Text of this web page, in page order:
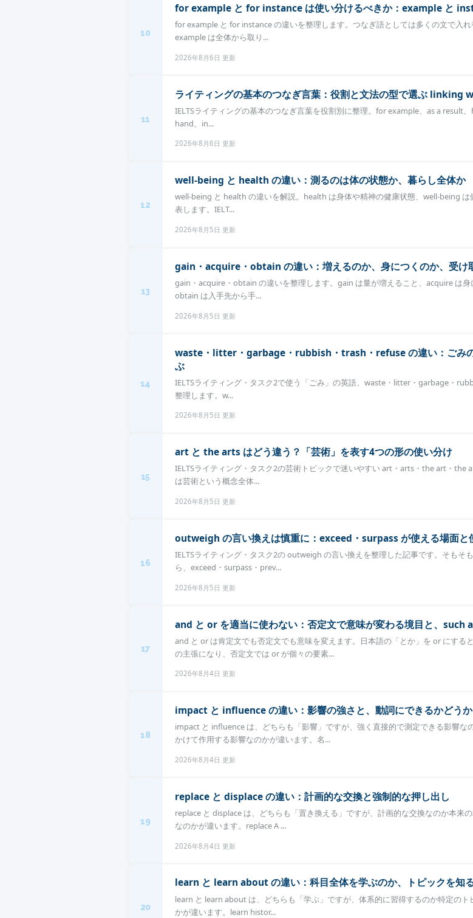
10
for example と for instance は使い分けるべきか：example と
for example と for instance の違いを整理します。つなぎ語としては多くの文で入
example は全体から取り...
2026年8月6日 更新
11
ライティングの基本のつなぎ言葉：役割と文法の型で選ぶ linking
IELTSライティングの基本のつなぎ言葉を役割別に整理。for example、as a result
hand、in...
2026年8月6日 更新
12
well-being と health の違い：測るのは体の状態か、暮らし全体か
well-being と health の違いを解説。health は身体や精神の健康状態、well-being は
表します。IELT...
2026年8月5日 更新
13
gain・acquire・obtain の違い：増えるのか、身につくのか、受け
gain・acquire・obtain の違いを整理します。gain は量が増えること、acquire は身
obtain は入手先から手...
2026年8月5日 更新
14
waste・litter・garbage・rubbish・trash・refuse の違い：ごみ
ぶ
IELTSライティング・タスク2で使う「ごみ」の英語、waste・litter・garbage・
整理します。w...
2026年8月5日 更新
15
art と the arts はどう違う？「芸術」を表す4つの形の使い分け
IELTSライティング・タスク2の芸術トピックで迷いやすい art・arts・the art・the
は芸術という概念全体...
2026年8月5日 更新
16
outweigh の言い換えは慎重に：exceed・surpass が使える場面と
IELTSライティング・タスク2の outweigh の言い換えを整理した記事です。そもそ
ら、exceed・surpass・prev...
2026年8月5日 更新
17
and と or を適当に使わない：否定文で意味が変わる境目と、such
and と or は肯定文でも否定文でも意味を変えます。日本語の「とか」を or にする
の主張になり、否定文では or が個々の要素...
2026年8月4日 更新
18
impact と influence の違い：影響の強さと、動詞にできるかどうか
impact と influence は、どちらも「影響」ですが、強く直接的で測定できる影響な
かけて作用する影響なのかが違います。名...
2026年8月4日 更新
19
replace と displace の違い：計画的な交換と強制的な押し出し
replace と displace は、どちらも「置き換える」ですが、計画的な交換なのか本来
なのかが違います。replace A ...
2026年8月4日 更新
20
learn と learn about の違い：科目全体を学ぶのか、トピックを知
learn と learn about は、どちらも「学ぶ」ですが、体系的に習得するのか特定の
かが違います。learn histor...